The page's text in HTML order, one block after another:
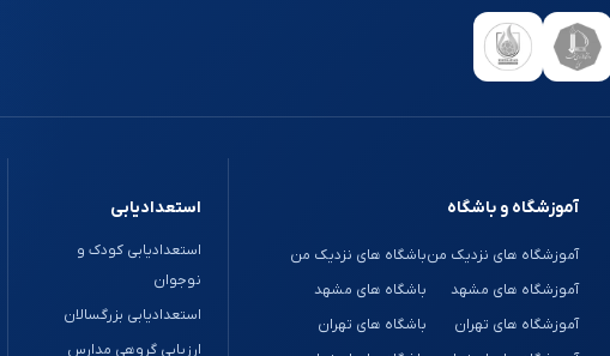
آموزشگاه و باشگاه
آموزشگاه های نزدیک من
آموزشگاه های مشهد
آموزشگاه های تهران
باشگاه های نزدیک من
باشگاه های مشهد
باشگاه های تهران
استعدادیابی
استعدادیابی کودک و
نوجوان
استعدادیابی بزرگسالان
ارزیابی گروهی مدارس